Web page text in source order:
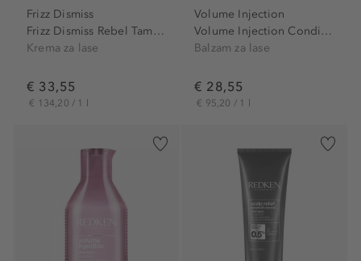
Frizz Dismiss
Frizz Dismiss Rebel Tame Cream
Krema za lase
€ 33,55
€ 134,20 / 1 l
Volume Injection
Volume Injection Conditioner
Balzam za lase
€ 28,55
€ 95,20 / 1 l